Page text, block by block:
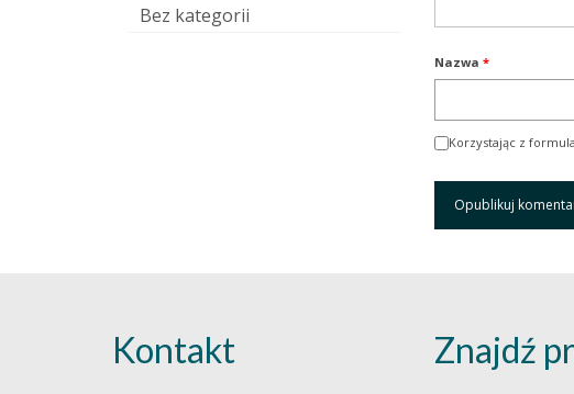
Nazwa *
Korzystając z
Bez kategorii
Kontakt Znajdź